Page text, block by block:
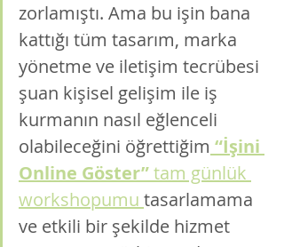
zorlamıştı. Ama bu işin bana
kattığı tüm tasarım, marka
yönetme ve iletişim tecrübesi
şuan kişisel gelişim ile iş
kurmanın nasıl eğlenceli
olabileceğini öğrettiğim “İşini
Online Göster” tam günlük
workshopumu tasarlamama
ve etkili bir şekilde hizmet